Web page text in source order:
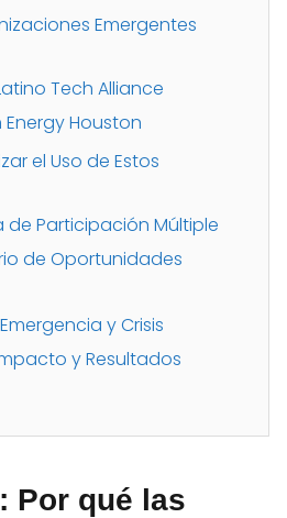
Emergentes
Tech Alliance
Energy Houston
el Uso de Estos
de Participación Múltiple
de Oportunidades
y Crisis
y Resultados
Por qué las